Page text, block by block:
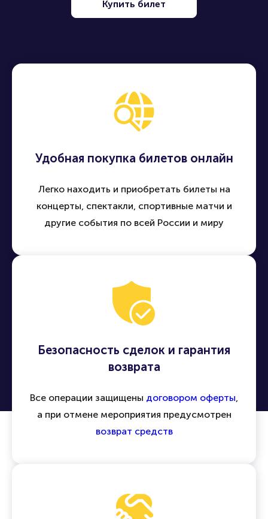
Брокерам
Организаторам
Купить билет
Удобная покупка билетов онлайн
Легко находить и приобретать билеты на
концерты, спектакли, спортивные матчи и
другие события по всей России и миру
Безопасность сделок и гарантия
возврата
Все операции защищены договором оферты,
а при отмене мероприятия предусмотрен
возврат средств